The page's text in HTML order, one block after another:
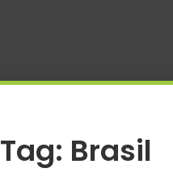
Tag: Brasil